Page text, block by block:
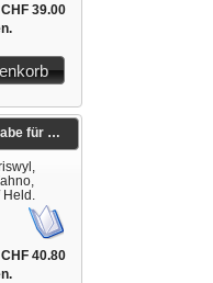
CHF 39.00
Durchblick Geografie Geschichte - Ausgabe für die Schweiz 2025
CHF 40.80